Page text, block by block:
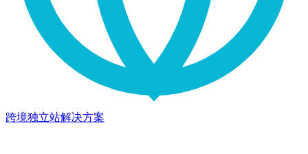
跨境独立站解决方案